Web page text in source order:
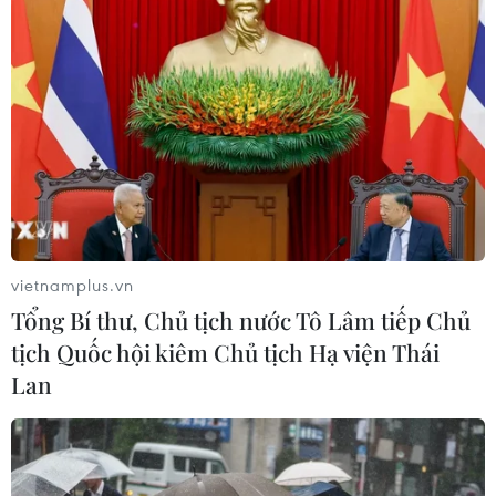
xương hiếm gặp
17/07/2026 01:05
Tìm lời giải cho xu hướng gia tăng
ung thư phổi ở người trẻ không hút
thuốc
17/07/2026 01:00
Xem thêm
CƠ QUAN CHỦ QUẢN: THÔNG TẤN XÃ VIỆT NAM
vietnamplus.vn
Tổng Bí thư, Chủ tịch nước Tô Lâm tiếp Chủ
tịch Quốc hội kiêm Chủ tịch Hạ viện Thái
Lan